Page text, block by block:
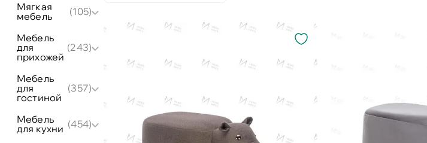
мягкая
мебель
(105)
мебель
для
прихожей
(243)
мебель
для
гостиной
(357)
мебель
для кухни (454)